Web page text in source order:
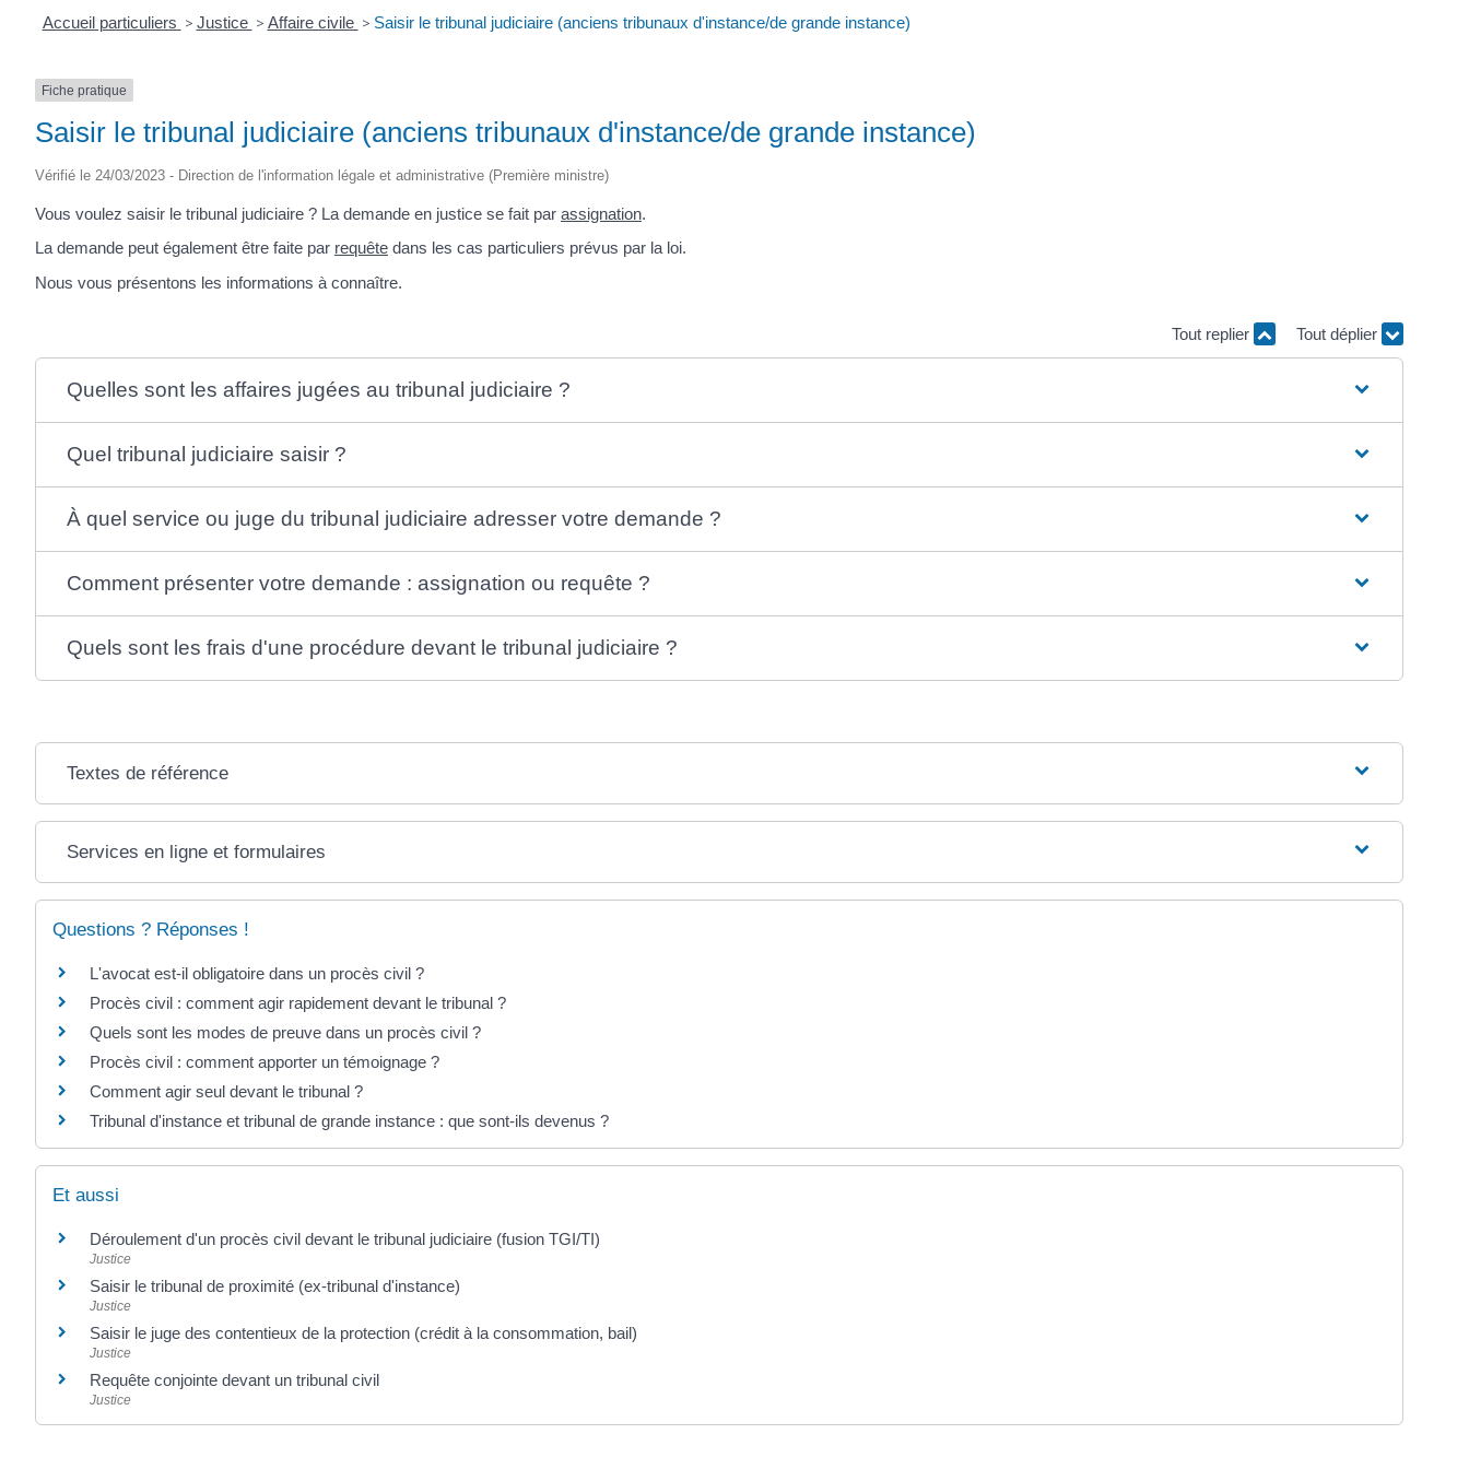
Accueil particuliers > Justice > Affaire civile > Saisir le tribunal judiciaire (anciens tribunaux d'instance/de grande instance)
Fiche pratique
Saisir le tribunal judiciaire (anciens tribunaux d'instance/de grande instance)
Vérifié le 24/03/2023 - Direction de l'information légale et administrative (Première ministre)
Vous voulez saisir le tribunal judiciaire ? La demande en justice se fait par assignation.
La demande peut également être faite par requête dans les cas particuliers prévus par la loi.
Nous vous présentons les informations à connaître.
Tout replier Tout déplier
Quelles sont les affaires jugées au tribunal judiciaire ?
Quel tribunal judiciaire saisir ?
À quel service ou juge du tribunal judiciaire adresser votre demande ?
Comment présenter votre demande : assignation ou requête ?
Quels sont les frais d'une procédure devant le tribunal judiciaire ?
Textes de référence
Services en ligne et formulaires
Questions ? Réponses !
L'avocat est-il obligatoire dans un procès civil ?
Procès civil : comment agir rapidement devant le tribunal ?
Quels sont les modes de preuve dans un procès civil ?
Procès civil : comment apporter un témoignage ?
Comment agir seul devant le tribunal ?
Tribunal d'instance et tribunal de grande instance : que sont-ils devenus ?
Et aussi
Déroulement d'un procès civil devant le tribunal judiciaire (fusion TGI/TI)
Justice
Saisir le tribunal de proximité (ex-tribunal d'instance)
Justice
Saisir le juge des contentieux de la protection (crédit à la consommation, bail)
Justice
Requête conjointe devant un tribunal civil
Justice